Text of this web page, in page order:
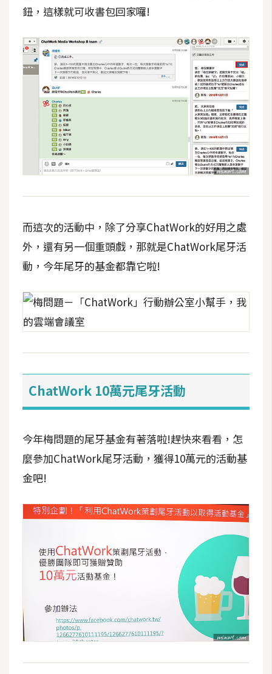
鈕，這樣就可收書包回家囉!
而這次的活動中，除了分享ChatWork的好用之處
外，還有另一個重頭戲，那就是ChatWork尾牙活
動，今年尾牙的基金都靠它啦!
ChatWork 10萬元尾牙活動
今年梅問題的尾牙基金有著落啦!趕快來看看，怎
麼參加ChatWork尾牙活動，獲得10萬元的活動基
金吧!